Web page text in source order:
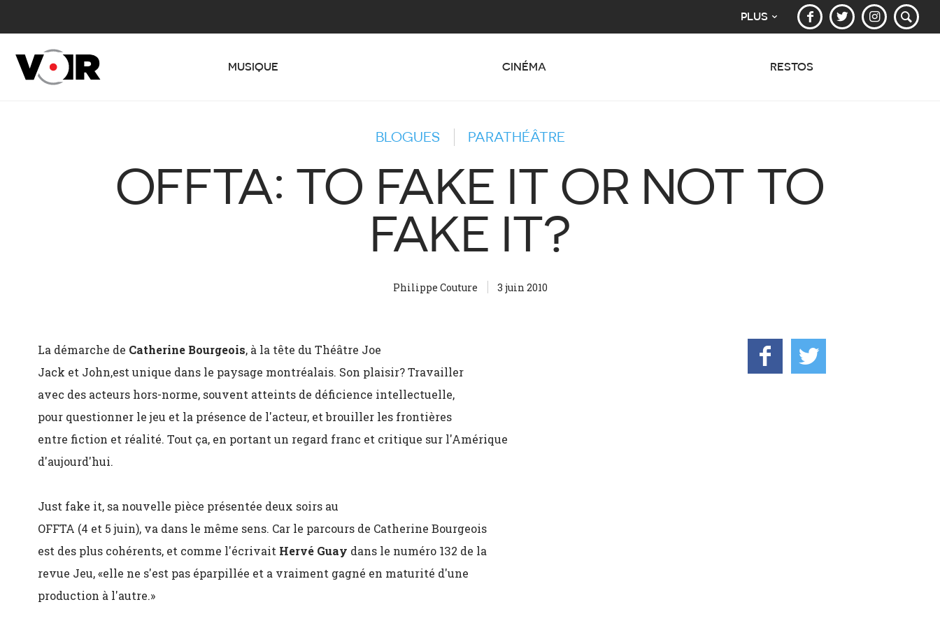
PLUS
MUSIQUE CINÉMA RESTOS
BLOGUES PARATHÉÂTRE
OFFTA: TO FAKE IT OR NOT TO
FAKE IT?
Philippe Couture 3 juin 2010
La démarche de Catherine Bourgeois, à la tête du Théâtre Joe
Jack et John,est unique dans le paysage montréalais. Son plaisir? Travailler
avec des acteurs hors-norme, souvent atteints de déficience intellectuelle,
pour questionner le jeu et la présence de l'acteur, et brouiller les frontières
entre fiction et réalité. Tout ça, en portant un regard franc et critique sur l'Amérique
d'aujourd'hui.
Just fake it, sa nouvelle pièce présentée deux soirs au
OFFTA (4 et 5 juin), va dans le même sens. Car le parcours de Catherine Bourgeois
est des plus cohérents, et comme l'écrivait Hervé Guay dans le numéro 132 de la
revue Jeu, «elle ne s'est pas éparpillée et a vraiment gagné en maturité d'une
production à l'autre.»